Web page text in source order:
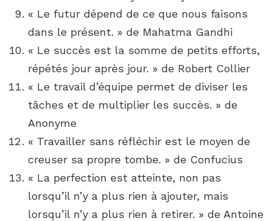
« Le futur dépend de ce que nous faisons
dans le présent. » de Mahatma Gandhi
« Le succès est la somme de petits efforts,
répétés jour après jour. » de Robert Collier
« Le travail d’équipe permet de diviser les
tâches et de multiplier les succès. » de
Anonyme
« Travailler sans réfléchir est le moyen de
creuser sa propre tombe. » de Confucius
« La perfection est atteinte, non pas
lorsqu’il n’y a plus rien à ajouter, mais
lorsqu’il n’y a plus rien à retirer. » de Antoine